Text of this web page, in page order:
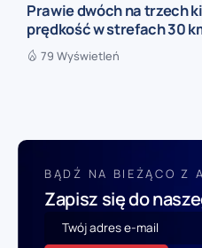
Prawie dwóch na trzech
prędkość w strefach 30
79 Wyświetleń
BĄDŹ NA BIEŻĄCO Z
Zapisz się do